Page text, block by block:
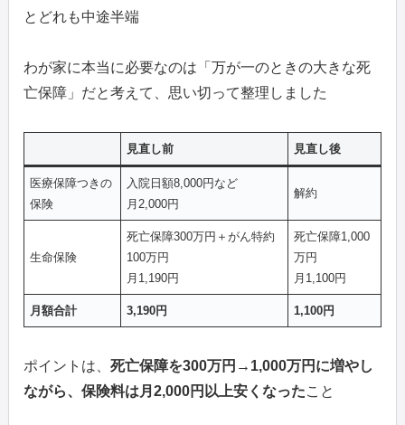
とどれも中途半端
わが家に本当に必要なのは「万が一のときの大きな死
亡保障」だと考えて、思い切って整理しました
見直し前 見直し後
医療保障つきの
保険
入院日額8,000円など
月2,000円
解約
生命保険
死亡保障300万円＋がん特約
100万円
月1,190円
死亡保障1,000
万円
月1,100円
月額合計 3,190円 1,100円
ポイントは、 死亡保障を300万円→1,000万円に増やし
ながら、保険料は月2,000円以上安くなったこと